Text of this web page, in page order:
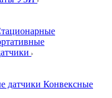
Конвексные